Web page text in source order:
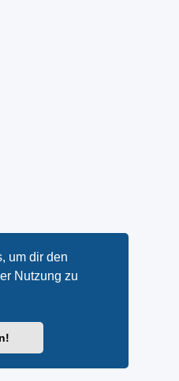
um dir den
Nutzung zu